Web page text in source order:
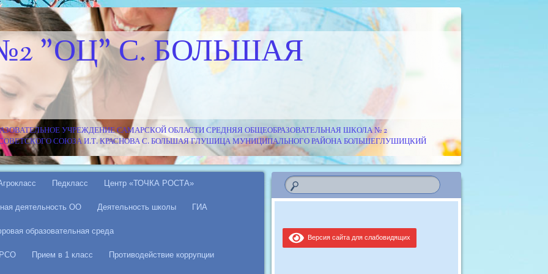
"ОЦ" С. БОЛЬШАЯ
УЧРЕЖДЕНИЕ САМАРСКОЙ ОБЛАСТИ СРЕДНЯЯ ОБЩЕОБРАЗОВАТЕЛЬНАЯ ШКОЛА № 2
СОВЕТСКОГО СОЮЗА И.Т. КРАСНОВА С. БОЛЬШАЯ ГЛУШИЦА МУНИЦИПАЛЬНОГО РАЙОНА БОЛЬШЕГЛУШИЦКИЙ
Педкласс Центр «ТОЧКА РОСТА»
деятельность ОО Деятельность школы ГИА
образовательная среда
Прием в 1 класс Противодействие коррупции
Версия сайта для слабовидящих